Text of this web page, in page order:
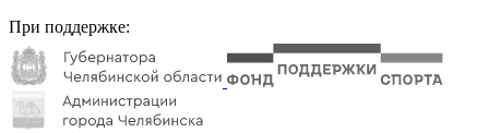
При поддержке: